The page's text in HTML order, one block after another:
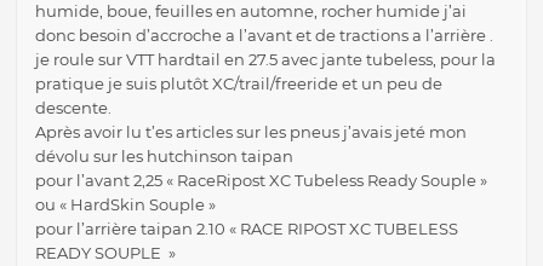
humide, boue, feuilles en automne, rocher humide j’ai
donc besoin d’accroche a l’avant et de tractions a l’arrière .
je roule sur VTT hardtail en 27.5 avec jante tubeless, pour la
pratique je suis plutôt XC/trail/freeride et un peu de
descente.
Après avoir lu t’es articles sur les pneus j’avais jeté mon
dévolu sur les hutchinson taipan
pour l’avant 2,25 « RaceRipost XC Tubeless Ready Souple »
ou « HardSkin Souple »
pour l’arrière taipan 2.10 « RACE RIPOST XC TUBELESS
READY SOUPLE »